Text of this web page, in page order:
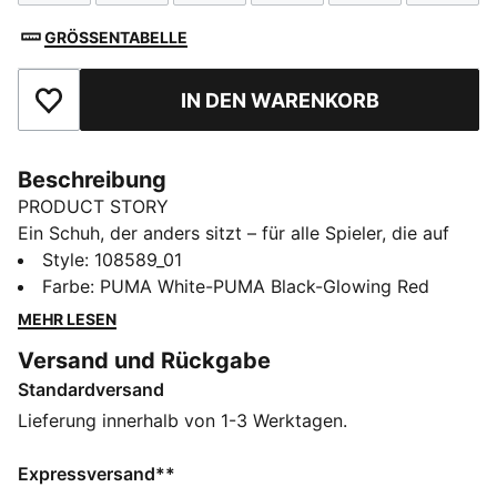
GRÖSSENTABELLE
Zu Favoriten hinzufügenIN DEN WARENKORB
Beschreibung
PRODUCT STORY
Ein Schuh, der anders sitzt – für alle Spieler, die auf
dem Spielfeld den Unterschied machen. Spielmacher,
entfesselt eure Kreativität mit den FUTURE 8 PRO. Das
Obermaterial kombiniert ein hochelastisches Material
sichere und stützende Passform zu gewährleisten. Und
damit du deine Skills mit dem Ball zeigen kannst, sorgt
texturiertes Mesh mit GripControl Finish für
FLEXGILITY Laufsohle für 360-Grad-Beweglichkeit bist
Style: 108589_01
Farbe: PUMA White-PUMA Black-Glowing Red
MEHR LESEN
Versand und Rückgabe
Standardversand
Lieferung innerhalb von 1-3 Werktagen.
Expressversand**